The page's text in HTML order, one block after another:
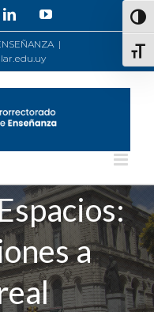
LinkedInYouTube
|
a